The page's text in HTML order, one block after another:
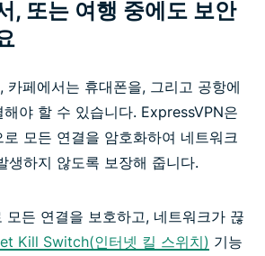
, 또는 여행 중에도 보안
카페에서는 휴대폰을, 그리고 공항에
야 할 수 있습니다. ExpressVPN은
모든 연결을 암호화하여 네트워크
생하지 않도록 보장해 줍니다.
모든 연결을 보호하고, 네트워크가 끊
Kill Switch(인터넷 킬 스위치) 기능